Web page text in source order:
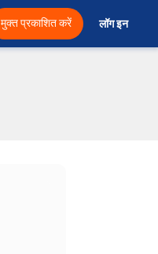
मुक्त प्रकाशित करें लॉग इन